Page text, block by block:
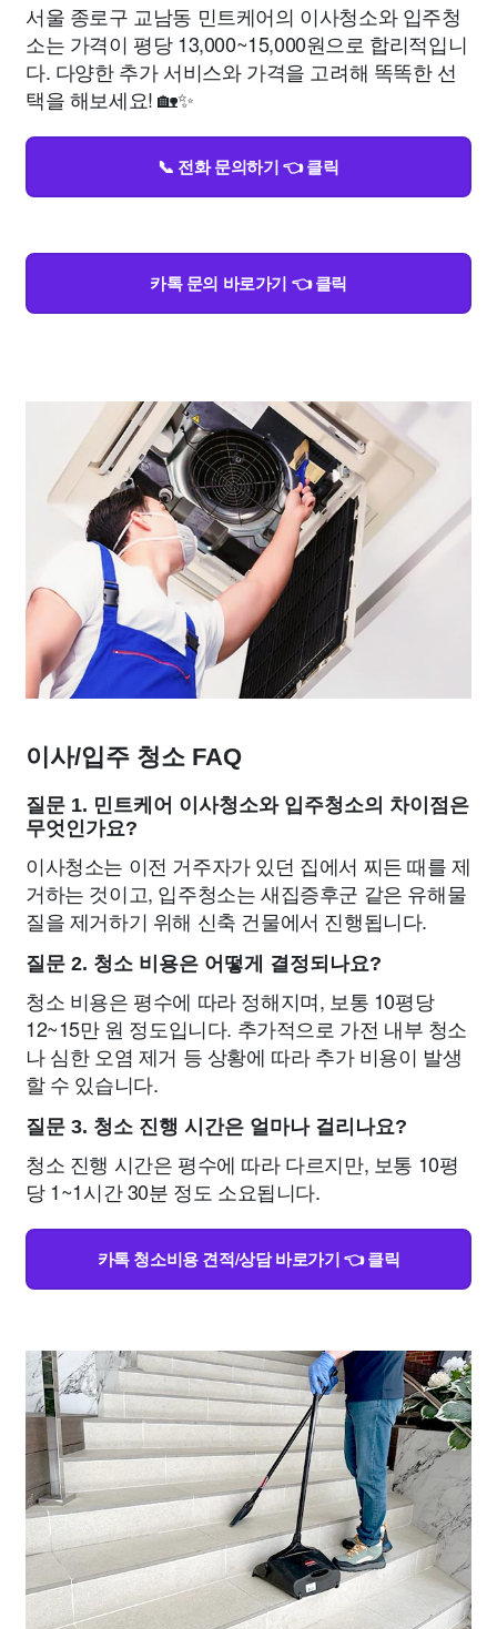
서울 종로구 교남동 민트케어의 이사청소와 입주청
소는 가격이 평당 13,000~15,000원으로 합리적입니
다. 다양한 추가 서비스와 가격을 고려해 똑똑한 선
택을 해보세요! 🏡✨
📞 전화 문의하기 👈 클릭
카톡 문의 바로가기 👈 클릭
이사/입주 청소 FAQ
질문 1. 민트케어 이사청소와 입주청소의 차이점은
무엇인가요?
이사청소는 이전 거주자가 있던 집에서 찌든 때를 제
거하는 것이고, 입주청소는 새집증후군 같은 유해물
질을 제거하기 위해 신축 건물에서 진행됩니다.
질문 2. 청소 비용은 어떻게 결정되나요?
청소 비용은 평수에 따라 정해지며, 보통 10평당
12~15만 원 정도입니다. 추가적으로 가전 내부 청소
나 심한 오염 제거 등 상황에 따라 추가 비용이 발생
할 수 있습니다.
질문 3. 청소 진행 시간은 얼마나 걸리나요?
청소 진행 시간은 평수에 따라 다르지만, 보통 10평
당 1~1시간 30분 정도 소요됩니다.
카톡 청소비용 견적/상담 바로가기 👈 클릭